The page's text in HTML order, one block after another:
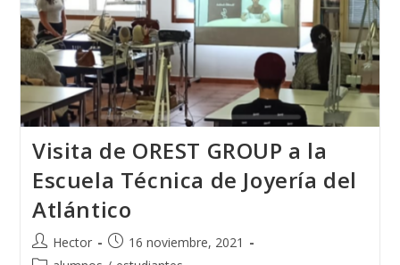
Visita de OREST GROUP a la
Escuela Técnica de Joyería del
Atlántico
Autor
de
Hector
Publicación
de
16 noviembre, 2021